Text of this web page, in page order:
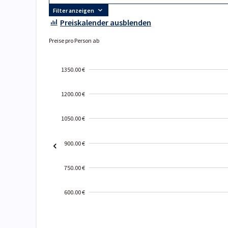
Filter anzeigen
Preiskalender ausblenden
Preise pro Person ab
1350.00 €
1200.00 €
1050.00 €
900.00 €
750.00 €
600.00 €